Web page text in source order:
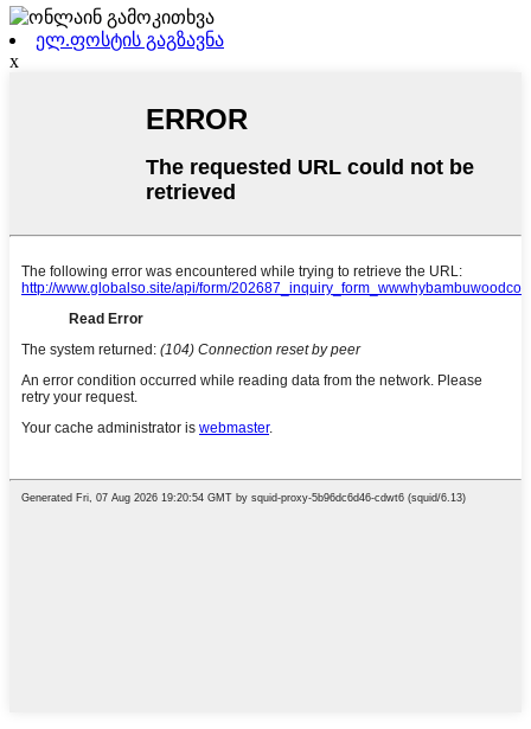
ელ.ფოსტის გაგზავნა
x